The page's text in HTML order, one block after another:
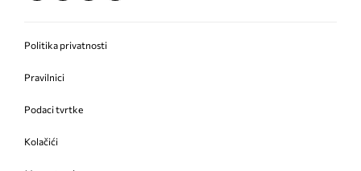
Politika privatnosti
Pravilnici
Podaci tvrtke
Kolačići